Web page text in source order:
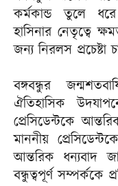
কর্মকান্ড তুলে ধরে
হাসিনার নেতৃত্বে
জন্য নিরলস প্রচেষ্টা
বঙ্গবন্ধুর
ঐতিহাসিক
প্রেসিডেন্টকে
মাননীয়
আন্তরিক ধন্যবাদ
বন্ধুত্বপূর্ণ সম্পর্ককে